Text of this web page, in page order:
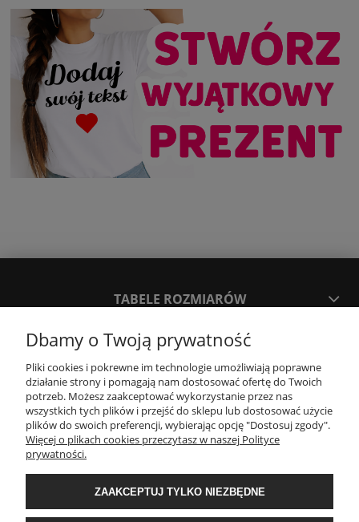
TABELE ROZMIARÓW
SPOSOBY PŁATNOŚCI ORAZ CZAS I KOSZTY DOSTAWY
DOSTAWY
KONTAKT
WYMIANA / ZWROTY / REKLAMACJE
REGULAMINY
Dbamy o Twoją prywatność
Pliki cookies i pokrewne im technologie umożliwiają poprawne
działanie strony i pomagają nam dostosować ofertę do Twoich
potrzeb. Możesz zaakceptować wykorzystanie przez nas
wszystkich tych plików i przejść do sklepu lub dostosować użycie
plików do swoich preferencji, wybierając opcję "Dostosuj zgody".
Więcej o plikach cookies przeczytasz w naszej Polityce
prywatności.
ZAAKCEPTUJ TYLKO NIEZBĘDNE